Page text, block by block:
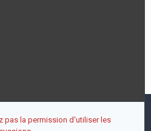
pas la permission d'utiliser les
visite. Aucune
I accept